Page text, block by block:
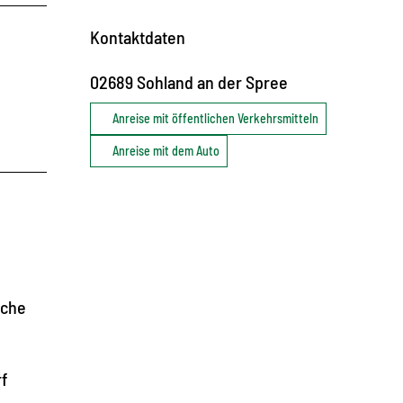
Kontaktdaten
02689Sohland an der Spree
Anreise mit öffentlichen Verkehrsmitteln
Anreise mit dem Auto